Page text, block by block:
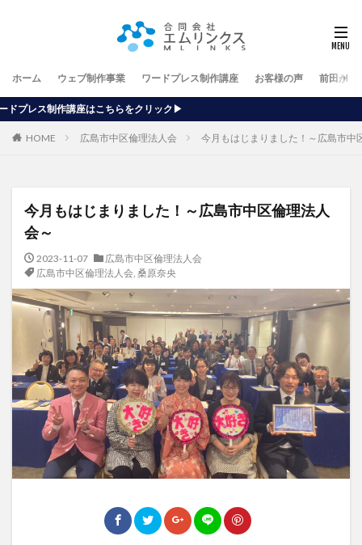
ホーム ウェブ制作事業 ワードプレス制作講座 お客様の声 前田が行
クリック▶
HOME 広島市中区倫理法人会 今月もはじまりました！～広島市中
今月もはじまりました！～広島市中区倫理法人
会～
2023-11-07
広島市中区倫理法人会
広島市中区倫理法人会, 桑原奈央